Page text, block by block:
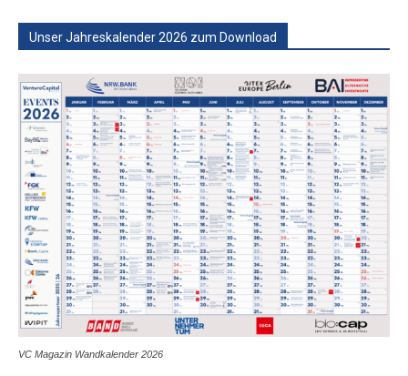
Unser Jahreskalender 2026 zum Download
VC Magazin Wandkalender 2026